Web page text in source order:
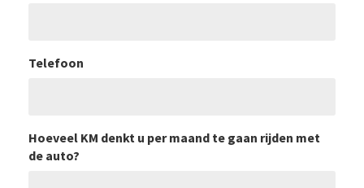
Telefoon
Hoeveel KM denkt u per maand te gaan rijden met
de auto?